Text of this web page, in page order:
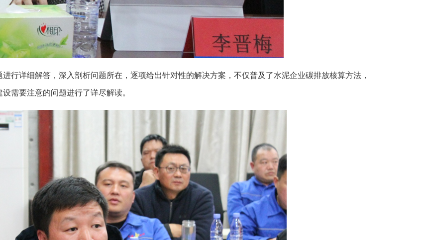
行详细解答，深入剖析问题所在，逐项给出针对性的解决方案，不仅普及了水泥企业碳排放核算方法，
需要注意的问题进行了详尽解读。